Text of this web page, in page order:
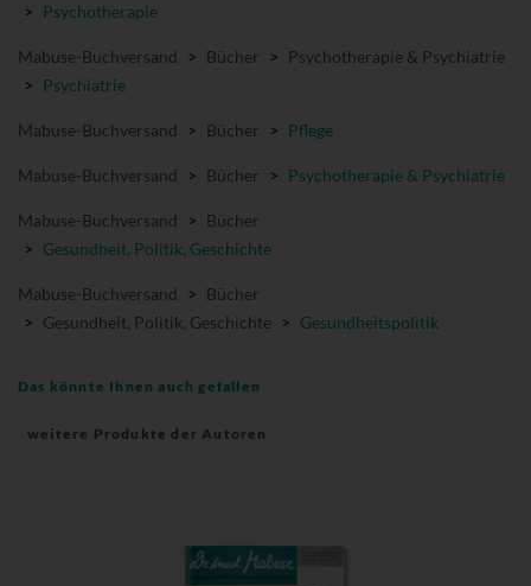
> Psychotherapie
Mabuse-Buchversand > Bücher >
Psychotherapie & Psychiatrie
> Psychiatrie
Mabuse-Buchversand > Bücher > Pflege
Mabuse-Buchversand > Bücher > Psychotherapie & Psychiatrie
Mabuse-Buchversand > Bücher
> Gesundheit, Politik, Geschichte
Mabuse-Buchversand > Bücher
> Gesundheit, Politik, Geschichte > Gesundheitspolitik
Das könnte Ihnen auch gefallen
weitere Produkte der Autoren